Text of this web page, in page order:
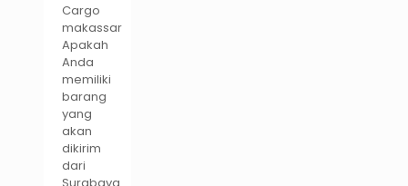
Cargo
makassar
Apakah
Anda
memiliki
barang
yang
akan
dikirim
dari
Surabaya